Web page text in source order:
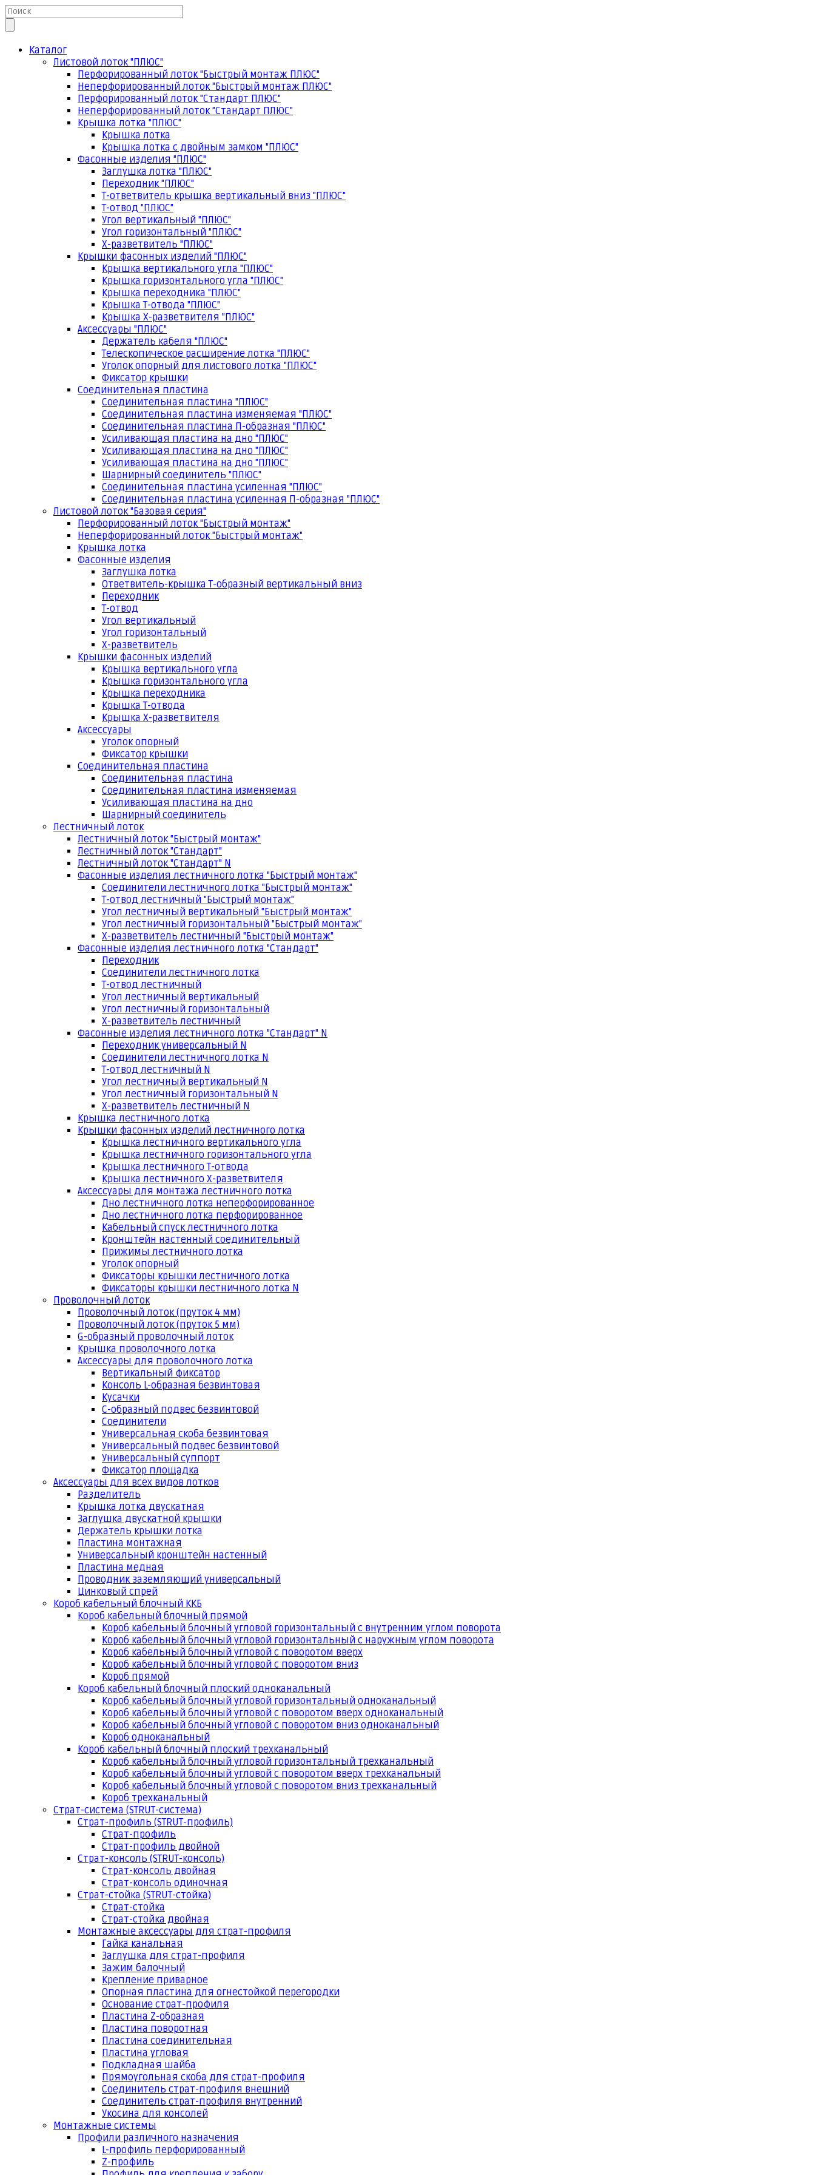
Каталог
Листовой лоток "ПЛЮС"
Перфорированный лоток "Быстрый монтаж ПЛЮС"
Неперфорированный лоток "Быстрый монтаж ПЛЮС"
Перфорированный лоток "Стандарт ПЛЮС"
Неперфорированный лоток "Стандарт ПЛЮС"
Крышка лотка "ПЛЮС"
Крышка лотка
Крышка лотка с двойным замком "ПЛЮС"
Фасонные изделия "ПЛЮС"
Заглушка лотка "ПЛЮС"
Переходник "ПЛЮС"
Т-ответвитель крышка вертикальный вниз "ПЛЮС"
Т-отвод "ПЛЮС"
Угол вертикальный "ПЛЮС"
Угол горизонтальный "ПЛЮС"
Х-разветвитель "ПЛЮС"
Крышки фасонных изделий "ПЛЮС"
Крышка вертикального угла "ПЛЮС"
Крышка горизонтального угла "ПЛЮС"
Крышка переходника "ПЛЮС"
Крышка Т-отвода "ПЛЮС"
Крышка Х-разветвителя "ПЛЮС"
Аксессуары "ПЛЮС"
Держатель кабеля "ПЛЮС"
Телескопическое расширение лотка "ПЛЮС"
Уголок опорный для листового лотка "ПЛЮС"
Фиксатор крышки
Соединительная пластина
Соединительная пластина "ПЛЮС"
Соединительная пластина изменяемая "ПЛЮС"
Соединительная пластина П-образная "ПЛЮС"
Усиливающая пластина на дно "ПЛЮС"
Усиливающая пластина на дно "ПЛЮС"
Усиливающая пластина на дно "ПЛЮС"
Шарнирный соединитель "ПЛЮС"
Соединительная пластина усиленная "ПЛЮС"
Соединительная пластина усиленная П-образная "ПЛЮС"
Листовой лоток "Базовая серия"
Перфорированный лоток "Быстрый монтаж"
Неперфорированный лоток "Быстрый монтаж"
Крышка лотка
Фасонные изделия
Заглушка лотка
Ответвитель-крышка Т-образный вертикальный вниз
Переходник
Т-отвод
Угол вертикальный
Угол горизонтальный
Х-разветвитель
Крышки фасонных изделий
Крышка вертикального угла
Крышка горизонтального угла
Крышка переходника
Крышка Т-отвода
Крышка Х-разветвителя
Аксессуары
Уголок опорный
Фиксатор крышки
Соединительная пластина
Соединительная пластина
Соединительная пластина изменяемая
Усиливающая пластина на дно
Шарнирный соединитель
Лестничный лоток
Лестничный лоток "Быстрый монтаж"
Лестничный лоток "Стандарт"
Лестничный лоток "Стандарт" N
Фасонные изделия лестничного лотка "Быстрый монтаж"
Соединители лестничного лотка "Быстрый монтаж"
Т-отвод лестничный "Быстрый монтаж"
Угол лестничный вертикальный "Быстрый монтаж"
Угол лестничный горизонтальный "Быстрый монтаж"
Х-разветвитель лестничный "Быстрый монтаж"
Фасонные изделия лестничного лотка "Стандарт"
Переходник
Соединители лестничного лотка
Т-отвод лестничный
Угол лестничный вертикальный
Угол лестничный горизонтальный
Х-разветвитель лестничный
Фасонные изделия лестничного лотка "Стандарт" N
Переходник универсальный N
Соединители лестничного лотка N
Т-отвод лестничный N
Угол лестничный вертикальный N
Угол лестничный горизонтальный N
Х-разветвитель лестничный N
Крышка лестничного лотка
Крышки фасонных изделий лестничного лотка
Крышка лестничного вертикального угла
Крышка лестничного горизонтального угла
Крышка лестничного Т-отвода
Крышка лестничного Х-разветвителя
Аксессуары для монтажа лестничного лотка
Дно лестничного лотка неперфорированное
Дно лестничного лотка перфорированное
Кабельный спуск лестничного лотка
Кронштейн настенный соединительный
Прижимы лестничного лотка
Уголок опорный
Фиксаторы крышки лестничного лотка
Фиксаторы крышки лестничного лотка N
Проволочный лоток
Проволочный лоток (пруток 4 мм)
Проволочный лоток (пруток 5 мм)
G-образный проволочный лоток
Крышка проволочного лотка
Аксессуары для проволочного лотка
Вертикальный фиксатор
Консоль L-образная безвинтовая
Кусачки
С-образный подвес безвинтовой
Соединители
Универсальная скоба безвинтовая
Универсальный подвес безвинтовой
Универсальный суппорт
Фиксатор площадка
Аксессуары для всех видов лотков
Разделитель
Крышка лотка двускатная
Заглушка двускатной крышки
Держатель крышки лотка
Пластина монтажная
Универсальный кронштейн настенный
Пластина медная
Проводник заземляющий универсальный
Цинковый спрей
Короб кабельный блочный ККБ
Короб кабельный блочный прямой
Короб кабельный блочный угловой горизонтальный с внутренним углом поворота
Короб кабельный блочный угловой горизонтальный с наружным углом поворота
Короб кабельный блочный угловой с поворотом вверх
Короб кабельный блочный угловой с поворотом вниз
Короб прямой
Короб кабельный блочный плоский одноканальный
Короб кабельный блочный угловой горизонтальный одноканальный
Короб кабельный блочный угловой с поворотом вверх одноканальный
Короб кабельный блочный угловой с поворотом вниз одноканальный
Короб одноканальный
Короб кабельный блочный плоский трехканальный
Короб кабельный блочный угловой горизонтальный трехканальный
Короб кабельный блочный угловой с поворотом вверх трехканальный
Короб кабельный блочный угловой с поворотом вниз трехканальный
Короб трехканальный
Страт-система (STRUT-система)
Страт-профиль (STRUT-профиль)
Страт-профиль
Страт-профиль двойной
Страт-консоль (STRUT-консоль)
Страт-консоль двойная
Страт-консоль одиночная
Страт-стойка (STRUT-стойка)
Страт-стойка
Страт-стойка двойная
Монтажные аксессуары для страт-профиля
Гайка канальная
Заглушка для страт-профиля
Зажим балочный
Крепление приварное
Опорная пластина для огнестойкой перегородки
Основание страт-профиля
Пластина Z-образная
Пластина поворотная
Пластина соединительная
Пластина угловая
Подкладная шайба
Прямоугольная скоба для страт-профиля
Соединитель страт-профиля внешний
Соединитель страт-профиля внутренний
Укосина для консолей
Монтажные системы
Профили различного назначения
L-профиль перфорированный
Z-профиль